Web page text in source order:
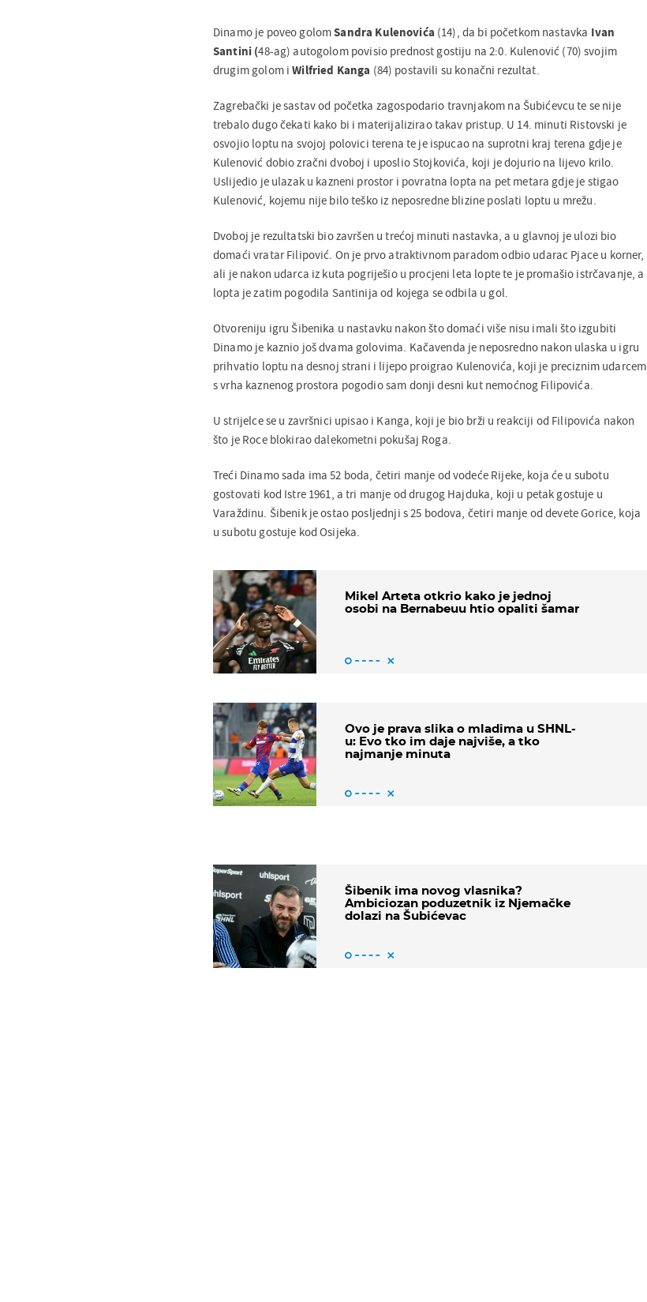
Dinamo je poveo golomSandra Kulenovića (14), da bi početkom nastavka Ivan
Santini (48-ag) autogolom povisio prednost gostiju na 2:0. Kulenović (70) svojim
drugim golom iWilfried Kanga (84) postavili su konačni rezultat.
Zagrebački je sastav od početka zagospodario travnjakom na Šubićevcu te se nije
trebalo dugo čekati kako bi i materijalizirao takav pristup. U 14. minuti Ristovski je
osvojio loptu na svojoj polovici terena te je ispucao na suprotni kraj terena gdje je
Kulenović dobio zračni dvoboj i uposlio Stojkovića, koji je dojurio na lijevo krilo.
Uslijedio je ulazak u kazneni prostor i povratna lopta na pet metara gdje je stigao
Kulenović, kojemu nije bilo teško iz neposredne blizine poslati loptu u mrežu.
Dvoboj je rezultatski bio završen u trećoj minuti nastavka, a u glavnoj je ulozi bio
domaći vratar Filipović. On je prvo atraktivnom paradom odbio udarac Pjace u korner,
ali je nakon udarca iz kuta pogriješio u procjeni leta lopte te je promašio istrčavanje, a
lopta je zatim pogodila Santinija od kojega se odbila u gol.
Otvoreniju igru Šibenika u nastavku nakon što domaći više nisu imali što izgubiti
Dinamo je kaznio još dvama golovima. Kačavenda je neposredno nakon ulaska u igru
prihvatio loptu na desnoj strani i lijepo proigrao Kulenovića, koji je preciznim udarcem
s vrha kaznenog prostora pogodio sam donji desni kut nemoćnog Filipovića.
U strijelce se u završnici upisao i Kanga, koji je bio brži u reakciji od Filipovića nakon
što je Roce blokirao dalekometni pokušaj Roga.
Treći Dinamo sada ima 52 boda, četiri manje od vodeće Rijeke, koja će u subotu
gostovati kod Istre 1961, a tri manje od drugog Hajduka, koji u petak gostuje u
Varaždinu. Šibenik je ostao posljednji s 25 bodova, četiri manje od devete Gorice, koja
u subotu gostuje kod Osijeka.
Mikel Arteta otkrio kako je jednoj
osobi na Bernabeuu htio opaliti šamar
Ovo je prava slika o mladima u SHNL-
u: Evo tko im daje najviše, a tko
najmanje minuta
Šibenik ima novog vlasnika?
Ambiciozan poduzetnik iz Njemačke
dolazi na Šubićevac